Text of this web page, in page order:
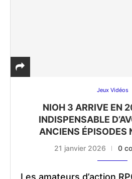
Jeux Vidéos
NIOH 3 ARRIVE EN
INDISPENSABLE
ANCIENS ÉPISODES
21 janvier 2026 0